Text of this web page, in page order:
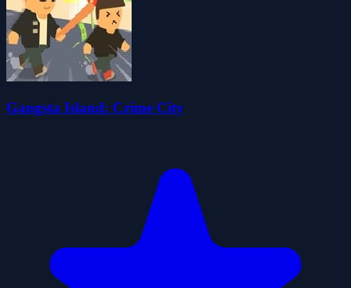
Gangsta Island: Crime City